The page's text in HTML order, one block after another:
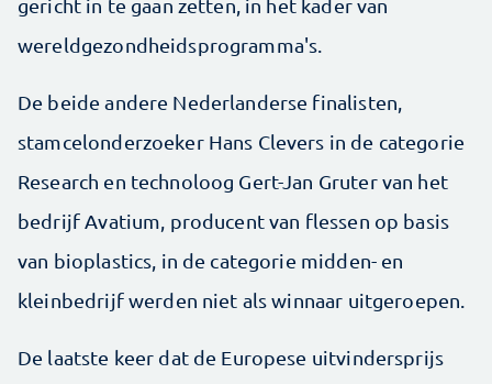
gericht in te gaan zetten, in het kader van
wereldgezondheidsprogramma's.
De beide andere Nederlanderse finalisten,
stamcelonderzoeker Hans Clevers in de categorie
Research en technoloog Gert-Jan Gruter van het
bedrijf Avatium, producent van flessen op basis
van bioplastics, in de categorie midden- en
kleinbedrijf werden niet als winnaar uitgeroepen.
De laatste keer dat de Europese uitvindersprijs